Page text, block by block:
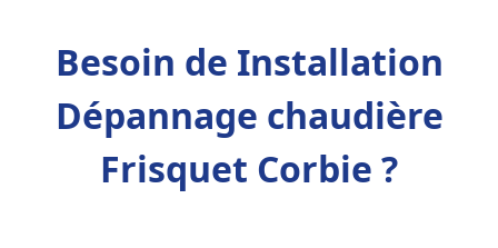
Besoin de Installation
Dépannage chaudière
Frisquet Corbie ?